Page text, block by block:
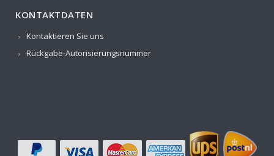
KONTAKTDATEN
Kontaktieren Sie uns
Rückgabe-Autorisierungsnummer